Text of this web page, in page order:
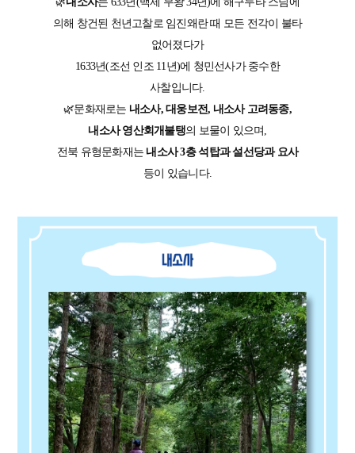
의해 창건된 천년고찰로 임진왜란 때 모든 전각이 불타
없어졌다가
1633년(조선 인조 11년)에 청민선사가 중수한
사찰입니다.
🌿문화재로는 내소사, 대웅보전, 내소사 고려동종,
내소사 영산회개불탱의 보물이 있으며,
전북 유형문화재는 내소사 3층 석탑과 설선당과 요사
등이 있습니다.